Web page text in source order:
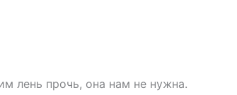
лень прочь, она нам не нужна.